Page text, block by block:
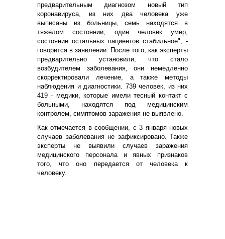
предварительным диагнозом новый тип
коронавируса, из них два человека уже
выписаны из больницы, семь находятся в
тяжелом состоянии, один человек умер,
состояние остальных пациентов стабильное", -
говорится в заявлении. После того, как эксперты
предварительно установили, что стало
возбудителем заболевания, они немедленно
скорректировали лечение, а также методы
наблюдения и диагностики. 739 человек, из них
419 - медики, которые имели тесный контакт с
больными, находятся под медицинским
контролем, симптомов заражения не выявлено.
Как отмечается в сообщении, с 3 января новых
случаев заболевания не зафиксировано. Также
эксперты не выявили случаев заражения
медицинского персонала и явных признаков
того, что оно передается от человека к
человеку.